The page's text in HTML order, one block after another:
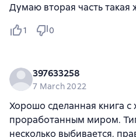
Думаю вторая часть такая
1 0
397633258
7 March 2022
Хорошо сделанная книга
проработанным миром.
несколько выбивается,